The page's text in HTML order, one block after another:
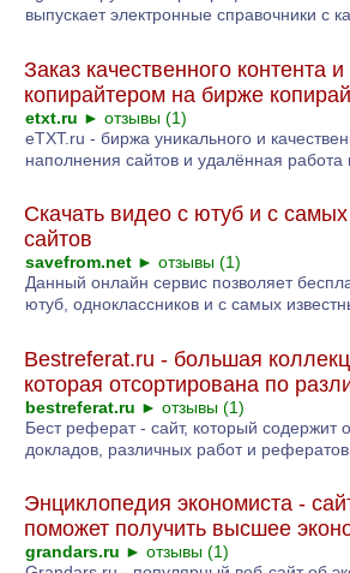
выпускает электронные справочники с
Заказ качественного контента
копирайтером на бирже
etxt.ru ► отзывы (1)
eTXT.ru - биржа уникального и
наполнения сайтов и удалённая работа
Скачать видео с ютуб и с
сайтов
savefrom.net ► отзывы (1)
Данный онлайн сервис позволяет
ютуб, одноклассников и с самых
Bestreferat.ru - большая
которая отсортирована по
bestreferat.ru ► отзывы (1)
Бест реферат - сайт, который содержит
докладов, различных работ и
Энциклопедия экономиста -
поможет получить высшее
grandars.ru ► отзывы (1)